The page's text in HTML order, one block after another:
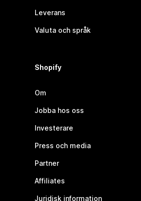
Leverans
Valuta och språk
Shopify
Om
Jobba hos oss
Investerare
Press och media
Partner
Affiliates
Juridisk information